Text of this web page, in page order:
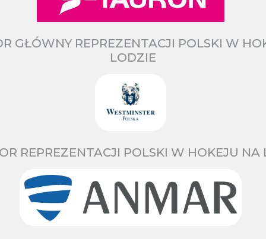
GŁÓWNY REPREZENTACJI POLSKI W
LODZIE
REPREZENTACJI POLSKI W HOKEJU NA